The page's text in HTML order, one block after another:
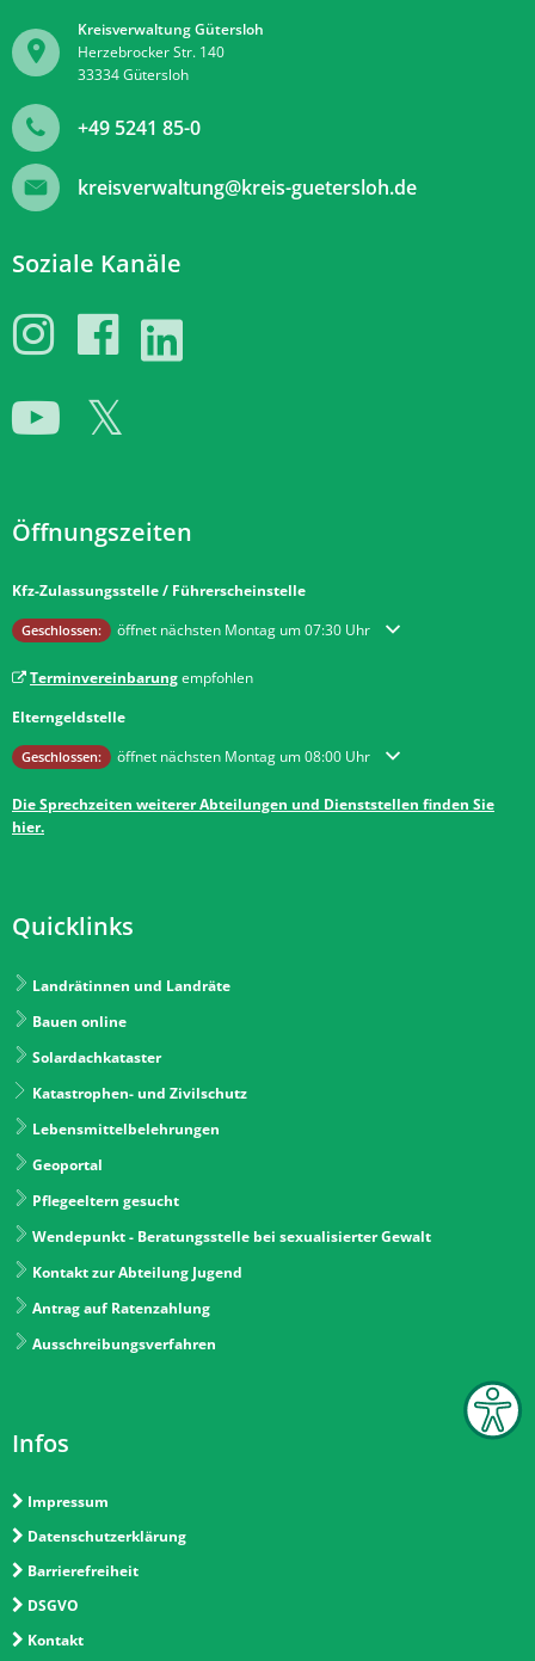
Kreisverwaltung Gütersloh
Herzebrocker Str. 140
33334Gütersloh
+49 5241 85-0
kreisverwaltung@kreis-guetersloh.de
Soziale Kanäle
Öffnungszeiten
Kfz-Zulassungsstelle / Führerscheinstelle
Klicken, um weitere Öffnungs- oder Schließzeiten auszublenden
Geschlossen: öffnet nächsten Montag um 07:30 Uhr
Terminvereinbarungempfohlen
Elterngeldstelle
Klicken, um weitere Öffnungs- oder Schließzeiten auszublenden
Geschlossen: öffnet nächsten Montag um 08:00 Uhr
Die Sprechzeiten weiterer Abteilungen und Dienststellen finden Sie
hier.
Quicklinks
Landrätinnen und Landräte
Bauen online
Solardachkataster
Katastrophen- und Zivilschutz
Lebensmittelbelehrungen
Geoportal
Pflegeeltern gesucht
Wendepunkt - Beratungsstelle bei sexualisierter Gewalt
Kontakt zur Abteilung Jugend
Antrag auf Ratenzahlung
Ausschreibungsverfahren
Infos
Impressum
Datenschutzerklärung
Barrierefreiheit
DSGVO
Kontakt